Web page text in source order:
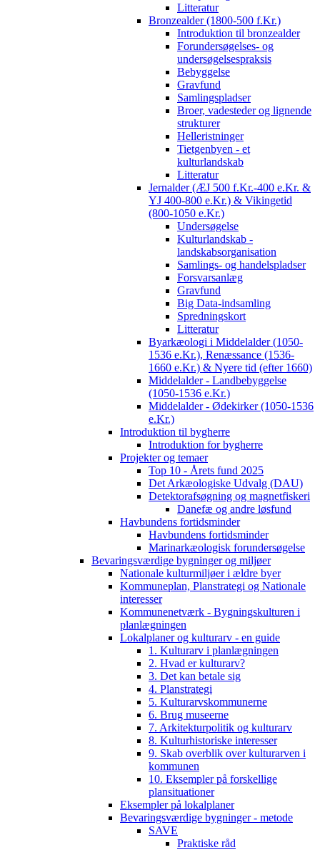
Litteratur
Bronzealder (1800-500 f.Kr.)
Introduktion til bronzealder
Forundersøgelses- og
undersøgelsespraksis
Bebyggelse
Gravfund
Samlingspladser
Broer, vadesteder og lignende
strukturer
Helleristninger
Tietgenbyen - et
kulturlandskab
Litteratur
Jernalder (ÆJ 500 f.Kr.-400 e.Kr. &
YJ 400-800 e.Kr.) & Vikingetid
(800-1050 e.Kr.)
Undersøgelse
Kulturlandskab -
landskabsorganisation
Samlings- og handelspladser
Forsvarsanlæg
Gravfund
Big Data-indsamling
Spredningskort
Litteratur
Byarkæologi i Middelalder (1050-
1536 e.Kr.), Renæssance (1536-
1660 e.Kr.) & Nyere tid (efter 1660)
Middelalder - Landbebyggelse
(1050-1536 e.Kr.)
Middelalder - Ødekirker (1050-1536
e.Kr.)
Introduktion til bygherre
Introduktion for bygherre
Projekter og temaer
Top 10 - Årets fund 2025
Det Arkæologiske Udvalg (DAU)
Detektorafsøgning og magnetfiskeri
Danefæ og andre løsfund
Havbundens fortidsminder
Havbundens fortidsminder
Marinarkæologisk forundersøgelse
Bevaringsværdige bygninger og miljøer
Nationale kulturmiljøer i ældre byer
Kommuneplan, Planstrategi og Nationale
interesser
Kommunenetværk - Bygningskulturen i
planlægningen
Lokalplaner og kulturarv - en guide
1. Kulturarv i planlægningen
2. Hvad er kulturarv?
3. Det kan betale sig
4. Planstrategi
5. Kulturarvskommunerne
6. Brug museerne
7. Arkitekturpolitik og kulturarv
8. Kulturhistoriske interesser
9. Skab overblik over kulturarven i
kommunen
10. Eksempler på forskellige
plansituationer
Eksempler på lokalplaner
Bevaringsværdige bygninger - metode
SAVE
Praktiske råd